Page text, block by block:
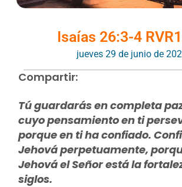
Isaías 26:3-4
jueves 29 de junio de
Compartir:
Tú guardarás en completa
cuyo pensamiento en ti
porque en ti ha confiado.
Jehová perpetuamente,
Jehová el Señor está la
siglos.